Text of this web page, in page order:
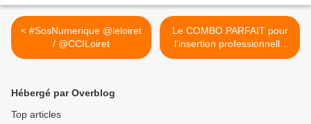
< #SosNumerique @leloiret
/ @CCILoiret
Le COMBO PARFAIT pour
l'insertion professionnelle
des 16/25 ans en CENTRE-
Hébergé par Overblog
Top articles